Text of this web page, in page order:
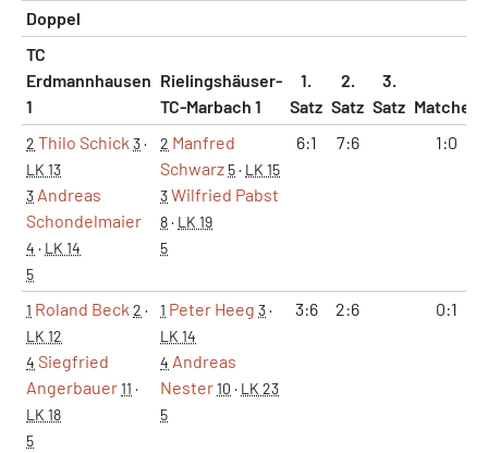
Doppel
TC
Erdmannhausen
1
Rielingshäuser-
TC-Marbach 1
1.
Satz
2.
Satz
3.
Satz Matches
2 Thilo Schick 3·
LK 13
3 Andreas
Schondelmaier
4 · LK 14
5
2 Manfred
Schwarz 5· LK 15
3Wilfried Pabst
8· LK 19
5
6:1 7:6 1:0
1 Roland Beck 2 ·
LK 12
4 Siegfried
Angerbauer11 ·
LK 18
5
1 Peter Heeg 3·
LK 14
4 Andreas
Nester10 · LK 23
5
3:6 2:6 0:1